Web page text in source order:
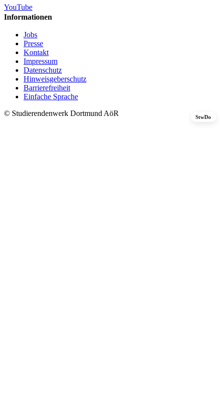
StwDo
YouTube
Informationen
Jobs
Presse
Kontakt
Impressum
Datenschutz
Hinweisgeberschutz
Barrierefreiheit
Einfache Sprache
© Studierendenwerk Dortmund AöR